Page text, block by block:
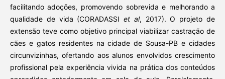
facilitando adoções, promovendo sobrevida e melhorando a
qualidade de vida (CORADASSIet al, 2017). O projeto de
extensão teve como objetivo principal viabilizar castração de
cães e gatos residentes na cidade de Sousa-PB e cidades
circunvizinhas, ofertando aos alunos envolvidos crescimento
profissional pela experiência vivida na prática dos conteúdos